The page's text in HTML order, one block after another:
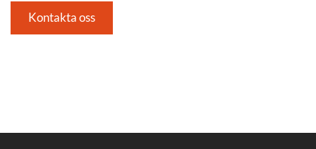
Kontakta oss